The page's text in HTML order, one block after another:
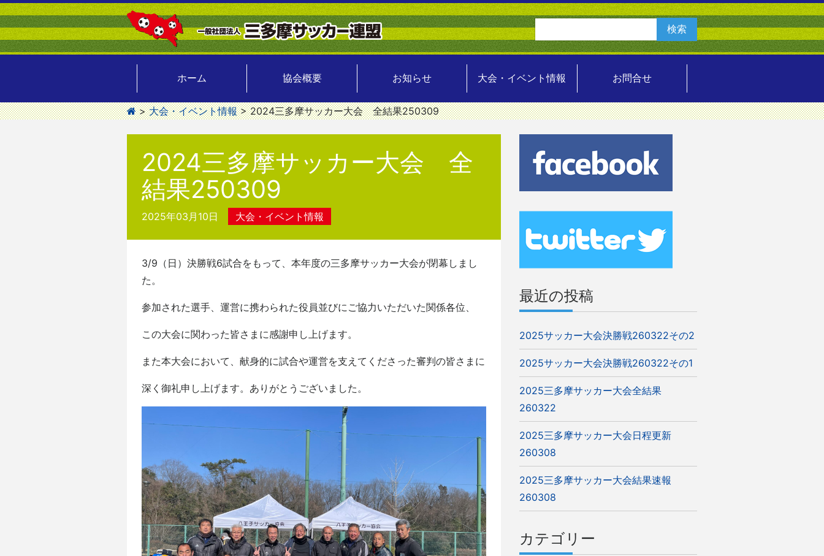
ホーム 協会概要 お知らせ 大会・イベント情報 お問合せ
>大会・イベント情報>2024三多摩サッカー大会 全結果250309
2024三多摩サッカー大会 全
結果250309
2025年03月10日 大会・イベント情報
3/9（日）決勝戦6試合をもって、本年度の三多摩サッカー大会が閉幕しまし
た。
参加された選手、運営に携わられた役員並びにご協力いただいた関係各位、
この大会に関わった皆さまに感謝申し上げます。
また本大会において、献身的に試合や運営を支えてくださった審判の皆さまに
深く御礼申し上げます。ありがとうございました。
最近の投稿
2025サッカー大会決勝戦260322その2
2025サッカー大会決勝戦260322その1
2025三多摩サッカー大会全結果
260322
2025三多摩サッカー大会日程更新
260308
2025三多摩サッカー大会結果速報
260308
カテゴリー